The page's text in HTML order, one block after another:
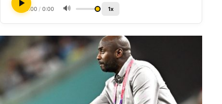
0:00 / 0:00 🔊 1x